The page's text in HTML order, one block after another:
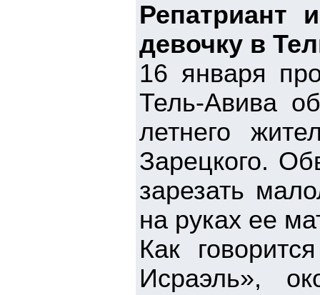
Репатриант
девочку в
16 января
Тель-Авива
летнего
Зарецкого.
зарезать
на руках ее
Как
Исраэль»,